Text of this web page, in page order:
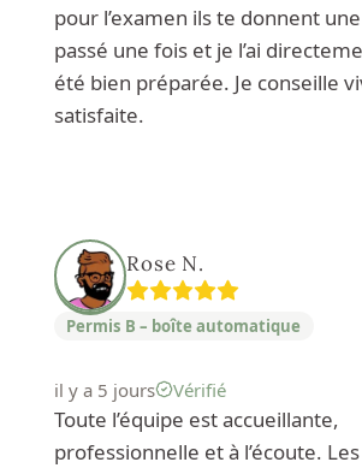
pour l’examen ils te donnent une
passé une fois et je l’ai
été bien préparée. Je conseille
satisfaite.
Rose N.
Permis B – boîte automatique
il y a 5 jours Vérifié
Toute l’équipe est accueillante,
professionnelle et à l’écoute.